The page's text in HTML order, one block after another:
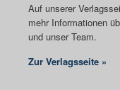
Auf unserer
mehr Informationen
und unser Team.
Zur Verlagsseite »